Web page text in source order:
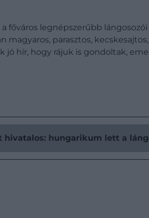
a főváros legnépszerűbb
parasztos,
jó hír, hogy rájuk is gondoltak,
hivatalos: hungarikum lett a